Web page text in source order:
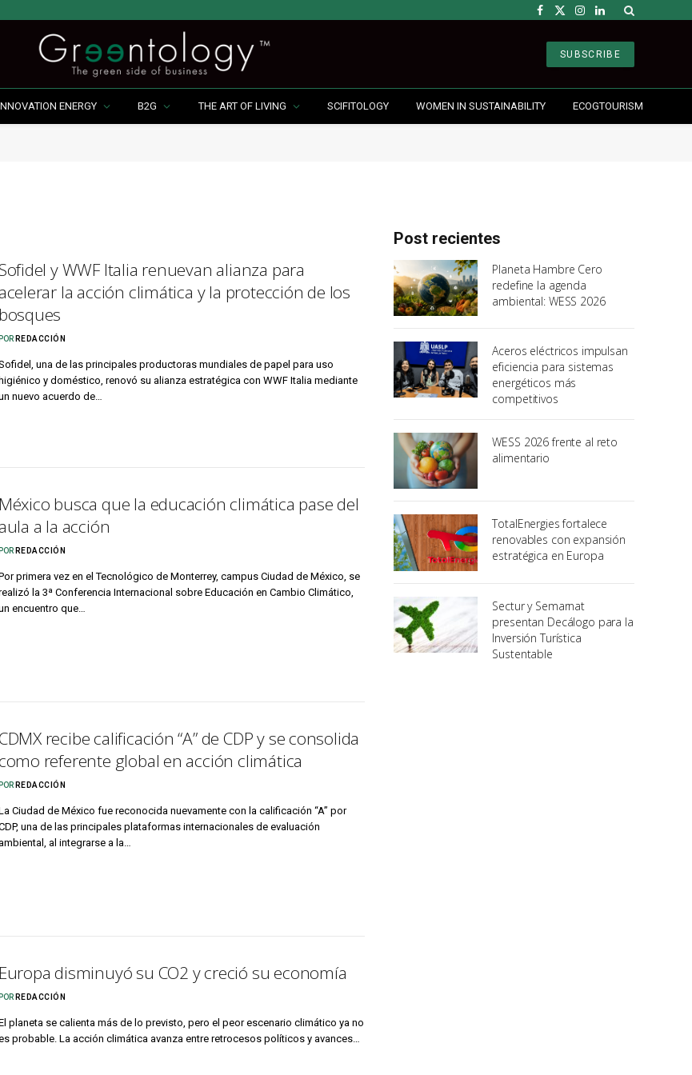
Facebook
X
Instagram
LinkedIn
SUBSCRIBE
ENERGY B2G THE ART OF LIVING SCIFITOLOGY WOMEN IN SUSTAINABILITY ECOGTOURISM
Sofidel y WWF Italia renuevan alianza para
acelerar la acción climática y la protección de los
bosques
POR REDACCIÓN
una de las principales productoras mundiales de papel para uso
higiénico y doméstico, renovó su alianza estratégica con WWF Italia mediante
nuevo acuerdo de…
México busca que la educación climática pase del
aula a la acción
POR REDACCIÓN
primera vez en el Tecnológico de Monterrey, campus Ciudad de México, se
la 3ª Conferencia Internacional sobre Educación en Cambio Climático,
encuentro que…
recibe calificación “A” de CDP y se consolida
como referente global en acción climática
POR REDACCIÓN
Ciudad de México fue reconocida nuevamente con la calificación “A” por
una de las principales plataformas internacionales de evaluación
al integrarse a la…
Europa disminuyó su CO2 y creció su economía
POR REDACCIÓN
planeta se calienta más de lo previsto, pero el peor escenario climático ya no
probable. La acción climática avanza entre retrocesos políticos y avances…
Post recientes
Planeta Hambre Cero
redefine la agenda
ambiental: WESS 2026
Aceros eléctricos impulsan
eficiencia para sistemas
energéticos más
competitivos
WESS 2026 frente al reto
alimentario
TotalEnergies fortalece
renovables con expansión
estratégica en Europa
Sectur y Semarnat
presentan Decálogo para la
Inversión Turística
Sustentable